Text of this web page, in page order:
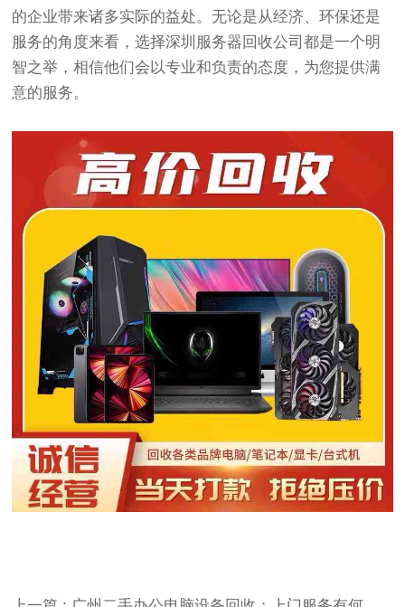
的企业带来诸多实际的益处。无论是从经济、环保还是
服务的角度来看，选择深圳服务器回收公司都是一个明
智之举，相信他们会以专业和负责的态度，为您提供满
意的服务。